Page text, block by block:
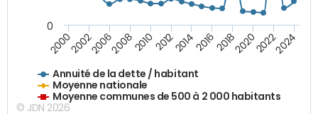
Annuité de la dette / habitant
Moyenne nationale
Moyenne communes de 500 à 2 000 habitants
200020022006200820102012201420162018202020222024
0
© JDN 2026